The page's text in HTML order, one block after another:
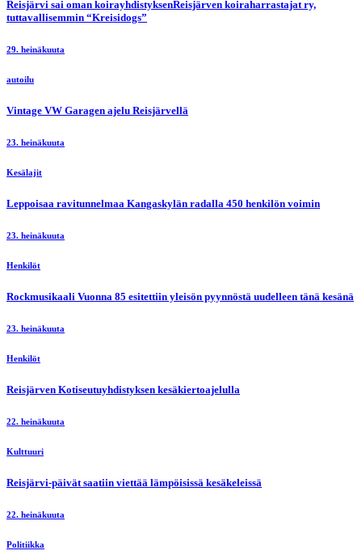
Reisjärvi sai oman koirayhdistyksenReisjärven koiraharrastajat ry,
tuttavallisemmin “Kreisidogs”
29. heinäkuuta
autoilu
Vintage VW Garagen ajelu Reisjärvellä
23. heinäkuuta
Kesälajit
Leppoisaa ravitunnelmaa Kangaskylän radalla 450 henkilön voimin
23. heinäkuuta
Henkilöt
Rockmusikaali Vuonna 85 esitettiin yleisön pyynnöstä uudelleen tänä kesänä
23. heinäkuuta
Henkilöt
Reisjärven Kotiseutuyhdistyksen kesäkiertoajelulla
22. heinäkuuta
Kulttuuri
Reisjärvi-päivät saatiin viettää lämpöisissä kesäkeleissä
22. heinäkuuta
Politiikka